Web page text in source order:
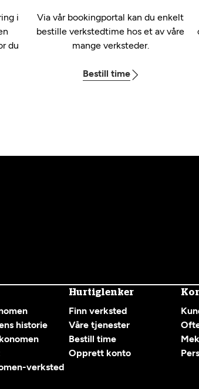
i
du
Via vår bookingportal kan du enkelt
bestille verkstedtime hos et av våre
mange verksteder.
Bestill time
historie
verksted
Hurtiglenker
Finn verksted
Våre tjenester
Bestill time
Opprett konto